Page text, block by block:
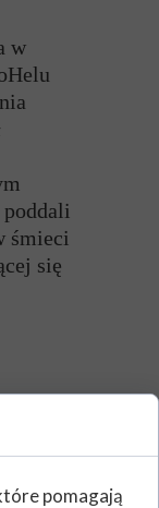
w
śmieci
się
pomagają